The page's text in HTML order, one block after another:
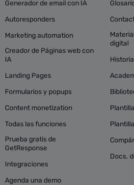
Generador de email con IA
Autoresponders
Marketing automation
Creador de Páginas web con
IA
Landing Pages
Formularios y popups
Content monetization
Todas las funciones
Prueba gratis de
GetResponse
Integraciones
Agenda una demo
digital
Docs.